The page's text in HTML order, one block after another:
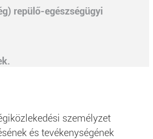
repülő-egészségügyi
személyzet
és tevékenységének